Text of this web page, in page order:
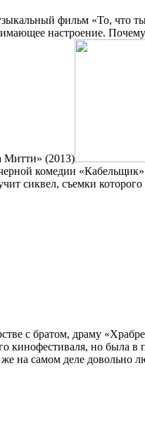
фильм «То, что
настроение.
Митти» (2013)
комедии
сиквел, съемки которого
с братом, драму
но была в
на самом деле довольно